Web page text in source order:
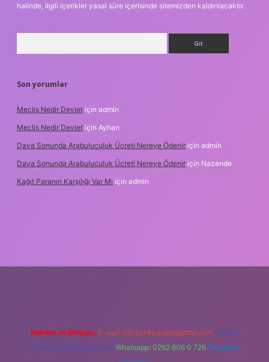
halinde, ilgili içerikler yasal süre içerisinde sitemizden kaldırılacaktır.
Son yorumlar
Meclis Nedir Devlet için admin
Meclis Nedir Devlet için Ayhan
Dava Sonunda Arabuluculuk Ücreti Nereye Ödenir için admin
Dava Sonunda Arabuluculuk Ücreti Nereye Ödenir için Nazende
Kağıt Paranın Karşılığı Var Mı için admin
Reklam ve İletişim: E-mail: backlinkpaneli@gmail.com Teams:
forumhizmeti@gmail.com Whatsapp: 0262 606 0 726 Telegram: